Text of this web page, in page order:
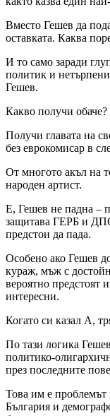
Вместо Гешев да
оставката. Каква
И то само заради
политик и
Гешев.
Какво получи обаче?
Получи главата на
без еврокомисар в
От многото акъл на
народен артист.
Е, Гешев не падна –
защитава ГЕРБ и
предстои да пада.
Особено ако Гешев
кураж, мъж с
вероятно предстоят
интересни.
Когато си казал А,
По тази логика
политико-
през последните
Това им е проблемът
България и